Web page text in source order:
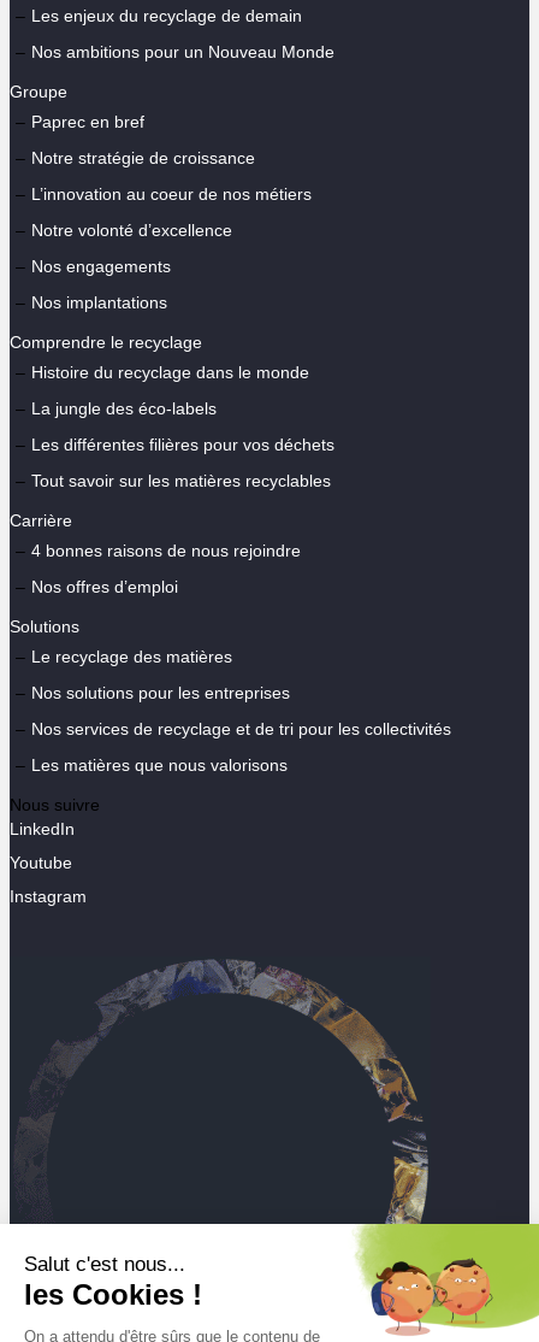
Salut c'est nous...
les Cookies !
On a attendu d'être sûrs que le contenu de
Les enjeux du recyclage de demain
Nos ambitions pour un Nouveau Monde
Groupe
Paprec en bref
Notre stratégie de croissance
L’innovation au coeur de nos métiers
Notre volonté d’excellence
Nos engagements
Nos implantations
Comprendre le recyclage
Histoire du recyclage dans le monde
La jungle des éco-labels
Les différentes filières pour vos déchets
Tout savoir sur les matières recyclables
Carrière
4 bonnes raisons de nous rejoindre
Nos offres d’emploi
Solutions
Le recyclage des matières
Nos solutions pour les entreprises
Nos services de recyclage et de tri pour les collectivités
Les matières que nous valorisons
Nous suivre
LinkedIn
Youtube
Instagram